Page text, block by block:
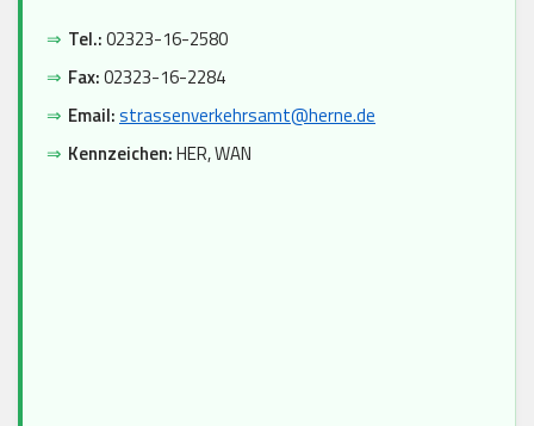
⇒ Tel.:02323-16-2580
⇒ Fax:02323-16-2284
⇒ Email:strassenverkehrsamt@herne.de
⇒ Kennzeichen:HER, WAN